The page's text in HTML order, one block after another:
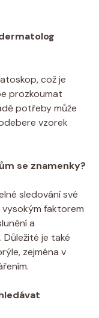
což je
prozkoumat
potřeby může
vzorek
se znamenky?
sledování své
vysokým faktorem
a
je také
zejména v